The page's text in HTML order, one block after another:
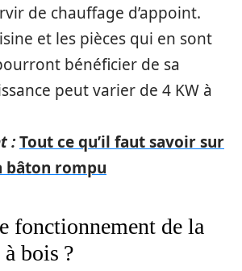
de chauffage d’appoint.
et les pièces qui en sont
bénéficier de sa
peut varier de 4 KW à
:Tout ce qu’il faut savoir sur
bâton rompu
fonctionnement de la
bois ?